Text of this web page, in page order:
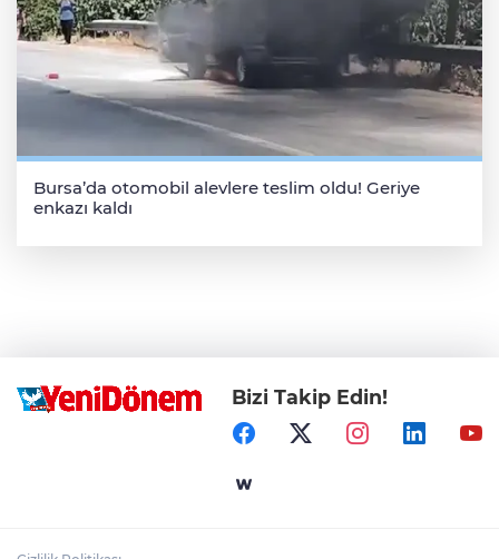
Bursa’da otomobil alevlere teslim oldu! Geriye
enkazı kaldı
Bizi Takip Edin!